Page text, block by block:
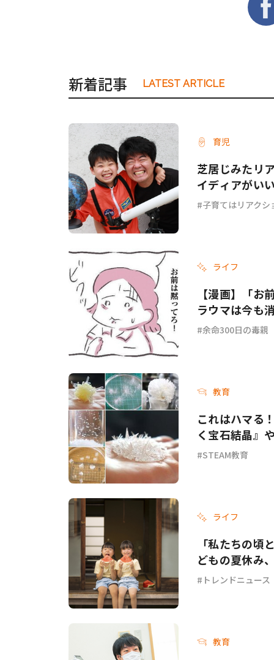
新着記事 LATEST ARTICLE
育児
芝居じみたリ
イディアがい
子育てはリアクシ
ライフ
【漫画】「
ラウマは今も
余命300日の毒親
教育
これはハマる
く宝石結晶』
STEAM教育
ライフ
「私たちの
どもの夏休み
トレンドニュース
教育